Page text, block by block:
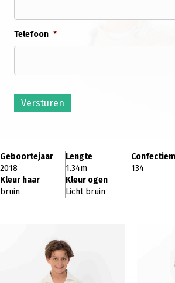
Telefoon *
Versturen
Geboortejaar
2018
Lengte
1.34m
134
Kleur haar
bruin
Kleur ogen
Licht bruin